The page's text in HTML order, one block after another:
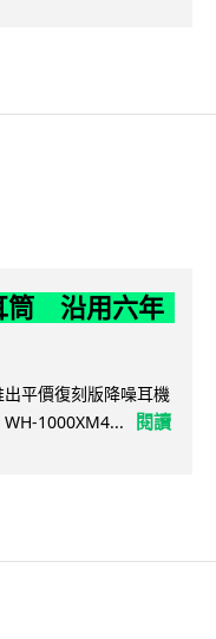
筒 沿用六年
平價復刻版降噪耳機
1000XM4...
閱讀